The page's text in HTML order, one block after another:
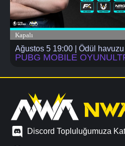
Kapalı
Ağustos 5 19:00 | Ödül
PUBG MOBILE
Discord Topluluğumuza